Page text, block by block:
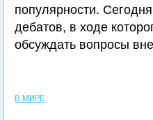
популярности.
дебатов, в ходе
обсуждать вопросы
В МИРЕ